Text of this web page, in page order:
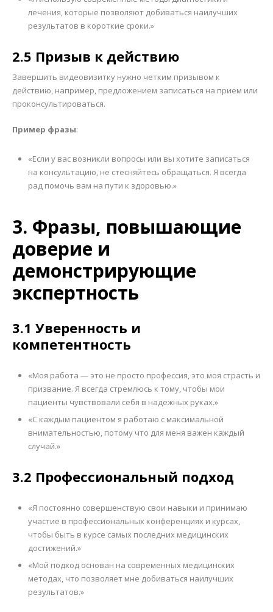
лечения, которые позволяют добиваться наилучших
результатов в короткие сроки.»
2.5 Призыв к действию
Завершить видеовизитку нужно четким призывом к
действию, например, предложением записаться на прием или
проконсультироваться.
Пример фразы:
«Если у вас возникли вопросы или вы хотите записаться
на консультацию, не стесняйтесь обращаться. Я всегда
рад помочь вам на пути к здоровью.»
3. Фразы, повышающие
доверие и
демонстрирующие
экспертность
3.1 Уверенность и
компетентность
«Моя работа — это не просто профессия, это моя страсть и
призвание. Я всегда стремлюсь к тому, чтобы мои
пациенты чувствовали себя в надежных руках.»
«С каждым пациентом я работаю с максимальной
внимательностью, потому что для меня важен каждый
случай.»
3.2 Профессиональный подход
«Я постоянно совершенствую свои навыки и принимаю
участие в профессиональных конференциях и курсах,
чтобы быть в курсе самых последних медицинских
достижений.»
«Мой подход основан на современных медицинских
методах, что позволяет мне добиваться наилучших
результатов.»